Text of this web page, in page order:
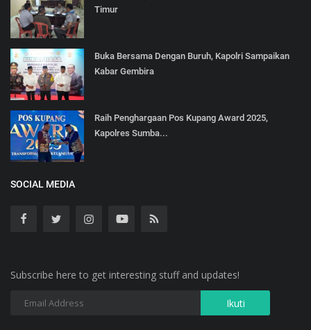
Timur
Buka Bersama Dengan Buruh, Kapolri Sampaikan
Kabar Gembira
Raih Penghargaan Pos Kupang Award 2025,
Kapolres Sumba...
SOCIAL MEDIA
Subscribe here to get interesting stuff and updates!